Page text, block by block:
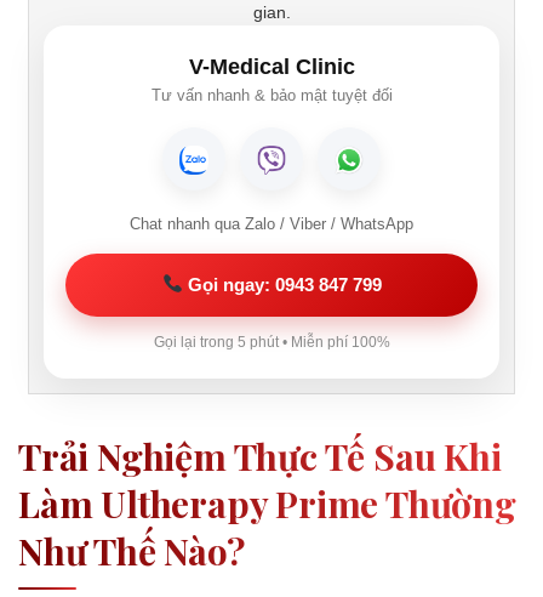
gian.
V-Medical Clinic
Tư vấn nhanh & bảo mật tuyệt đối
Chat nhanh qua Zalo / Viber / WhatsApp
Gọi ngay: 0943 847 799
Gọi lại trong 5 phút • Miễn phí 100%
Trải Nghiệm Thực Tế Sau Khi
Làm Ultherapy Prime Thường
Như Thế Nào?